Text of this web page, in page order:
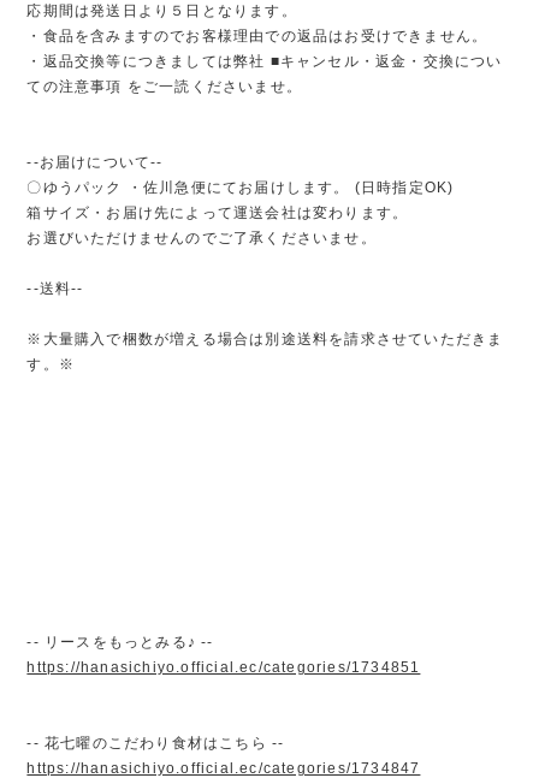
応期間は発送日より５日となります。
・食品を含みますのでお客様理由での返品はお受けできません。
・返品交換等につきましては弊社 ■キャンセル・返金・交換につい
ての注意事項 をご一読くださいませ。
--お届けについて--
〇ゆうパック ・佐川急便にてお届けします。 (日時指定OK)
箱サイズ・お届け先によって運送会社は変わります。
お選びいただけませんのでご了承くださいませ。
--送料--
※大量購入で梱数が増える場合は別途送料を請求させていただきま
す。※
-- リースをもっとみる♪ --
https://hanasichiyo.official.ec/categories/1734851
-- 花七曜のこだわり食材はこちら --
https://hanasichiyo.official.ec/categories/1734847